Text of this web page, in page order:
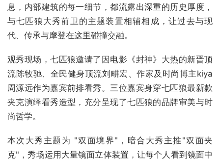
息，内部建筑的每一细节，都流露出深重的历史厚度，
与七匹狼大秀前卫的主题装置相辅相成，让过去与现
代、传承与摩登在这里碰撞交融。
观秀现场，七匹狼邀请了因电影《封神》大热的新晋顶
流陈牧驰、全民健身顶流刘畊宏、作家及时尚博主kiya
周源远作为嘉宾前排看秀。三位嘉宾身穿七匹狼最新款
夹克演绎看秀造型，充分呈现了七匹狼的品牌审美与时
尚哲学。
本次大秀主题为 "双面境界"，暗合大秀主推"双面夹
克"，秀场运用大量镜面立体装置，让每个人看到镜面中